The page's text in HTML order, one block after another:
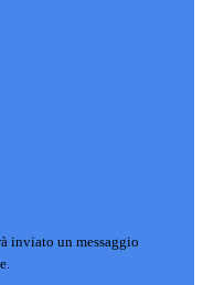
inviato un messaggio